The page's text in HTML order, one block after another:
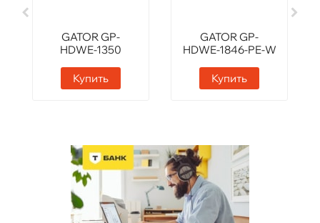
GATOR GP-
HDWE-1350
Купить
GATOR GP-
HDWE-1846-PE-W
Купить